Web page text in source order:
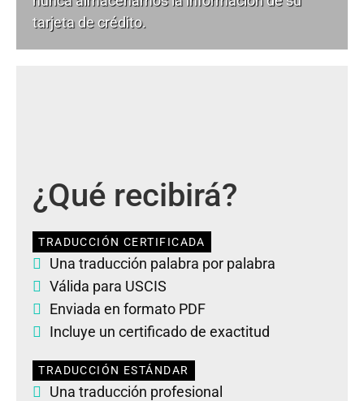
tarjeta de crédito.
¿Qué recibirá?
TRADUCCIÓN CERTIFICADA
Una traducción palabra por palabra
Válida para USCIS
Enviada en formato PDF
Incluye un certificado de exactitud
TRADUCCIÓN ESTÁNDAR
Una traducción profesional